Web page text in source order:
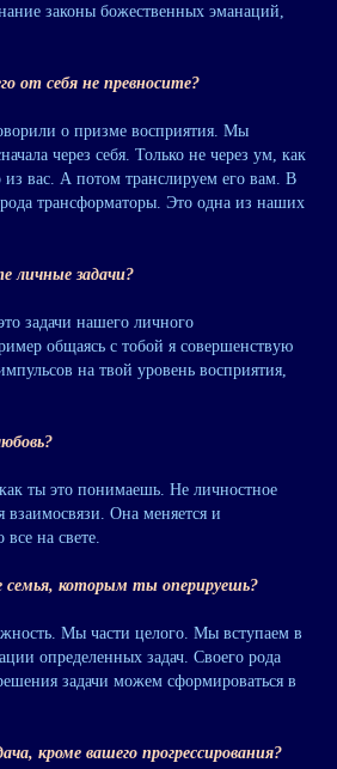
законы божественных эманаций,
от себя не превносите?
о призме восприятия. Мы
через себя. Только не через ум, как
из вас. А потом транслируем его вам. В
трансформаторы. Это одна из наших
личные задачи?
задачи нашего личного
общаясь с тобой я совершенствую
на твой уровень восприятия,
ты это понимаешь. Не личностное
Она меняется и
все на свете.
которым ты оперируешь?
Мы части целого. Мы вступаем в
определенных задач. Своего рода
задачи можем сформироваться в
кроме вашего прогрессирования?